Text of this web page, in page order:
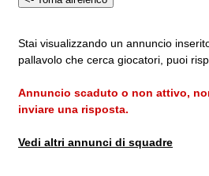
Stai visualizzando un annuncio
pallavolo che cerca giocatori, puoi
Annuncio scaduto o non attivo,
inviare una risposta.
Vedi altri annunci di squadre